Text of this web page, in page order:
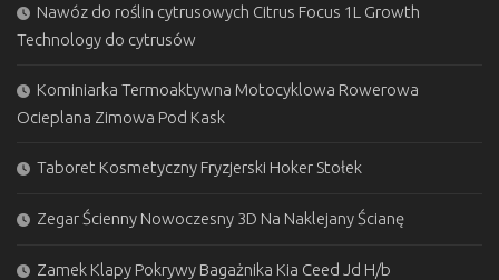
Nawóz do roślin cytrusowych Citrus Focus 1L Growth
Technology do cytrusów
Kominiarka Termoaktywna Motocyklowa Rowerowa
Ocieplana Zimowa Pod Kask
Taboret Kosmetyczny Fryzjerski Hoker Stołek
Zegar Ścienny Nowoczesny 3D Na Naklejany Ścianę
Zamek Klapy Pokrywy Bagażnika Kia Ceed Jd H/b